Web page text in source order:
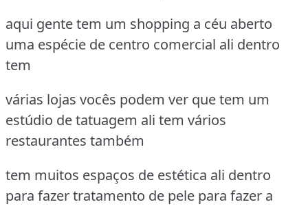
aqui gente tem um shopping a céu aberto
uma espécie de centro comercial ali dentro
tem
várias lojas vocês podem ver que tem um
estúdio de tatuagem ali tem vários
restaurantes também
tem muitos espaços de estética ali dentro
para fazer tratamento de pele para fazer a